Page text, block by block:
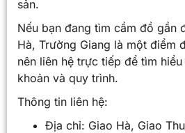
sản.
Nếu bạn đang tìm cầm đồ gần
Hà, Trường Giang là một điểm
nên liên hệ trực tiếp để tìm
khoản và quy trình.
Thông tin liên hệ:
Địa chỉ: Giao Hà, Giao